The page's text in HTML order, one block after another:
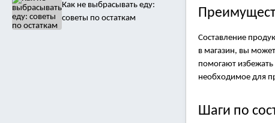
Как не выбрасывать еду:
советы по остаткам
Составление
в магазин, вы
помогают избежать
необходимое для
Шаги по